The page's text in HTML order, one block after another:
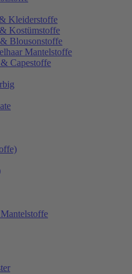
Kleiderstoffe
Kostümstoffe
Blousonstoffe
Mantelstoffe
Capestoffe